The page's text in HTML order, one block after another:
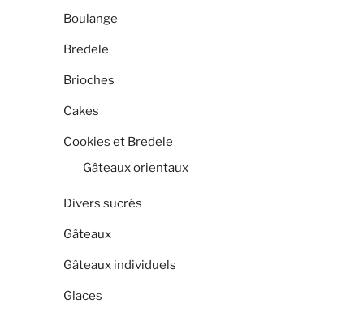
Boulange
Bredele
Brioches
Cakes
Cookies et Bredele
Gâteaux orientaux
Divers sucrés
Gâteaux
Gâteaux individuels
Glaces